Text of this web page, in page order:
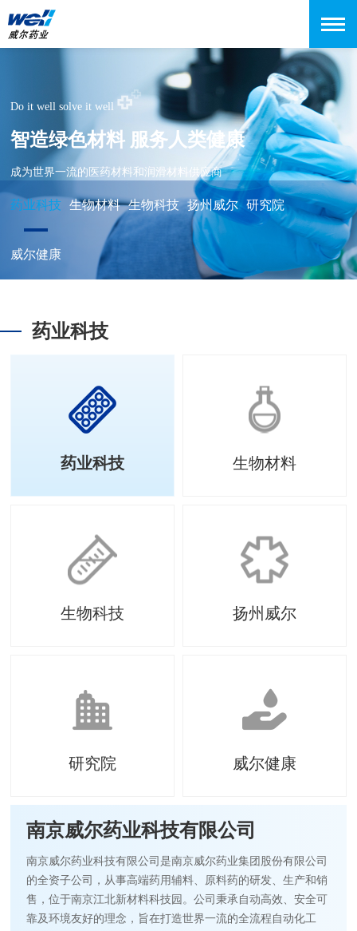
Do it well solve it well
智造绿色材料 服务人类健康
成为世界一流的医药材料和润滑材料供应商
药业科技 生物材料 生物科技 扬州威尔 研究院
威尔健康
药业科技
药业科技 生物材料
生物科技 扬州威尔
研究院 威尔健康
南京威尔药业科技有限公司
南京威尔药业科技有限公司是南京威尔药业集团股份有限公司
的全资子公司，从事高端药用辅料、原料药的研发、生产和销
售，位于南京江北新材料科技园。公司秉承自动高效、安全可
靠及环境友好的理念，旨在打造世界一流的全流程自动化工